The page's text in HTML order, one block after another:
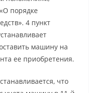
порядке
4 пункт
машину на
ее приобретения.
что